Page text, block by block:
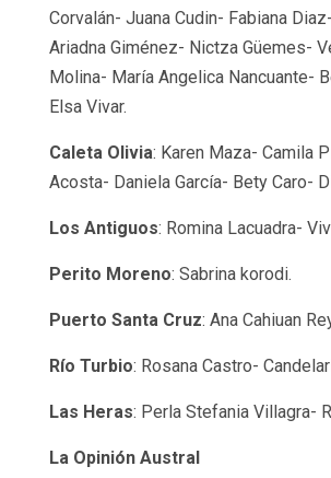
Corvalán- Juana Cudin- Fabiana
Ariadna Giménez- Nictza Güemes-
Molina- María Angelica Nancuante-
Elsa Vivar.
Caleta Olivia: Karen Maza- Camila
Acosta- Daniela García- Bety Caro-
Los Antiguos: Romina Lacuadra-
Perito Moreno: Sabrina korodi.
Puerto Santa Cruz: Ana Cahiuan
Río Turbio: Rosana Castro-
Las Heras: Perla Stefania Villagra-
La Opinión Austral